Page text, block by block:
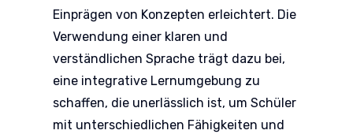
Einprägen von Konzepten erleichtert. Die
Verwendung einer klaren und
verständlichen Sprache trägt dazu bei,
eine integrative Lernumgebung zu
schaffen, die unerlässlich ist, um Schüler
mit unterschiedlichen Fähigkeiten und